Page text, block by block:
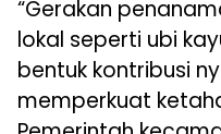
“Gerakan
lokal seperti ubi
bentuk kontribusi
memperkuat